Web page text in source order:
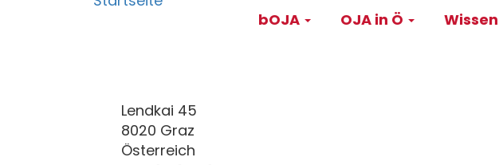
Main
bOJA OJA in Ö Wissen
Lendkai 45
8020 Graz
Österreich